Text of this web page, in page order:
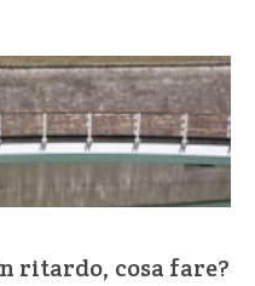
ritardo, cosa fare?